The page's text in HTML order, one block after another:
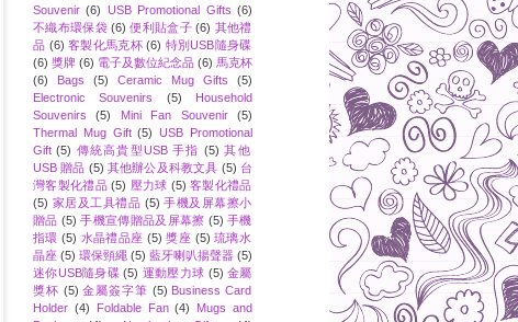
Souvenir (6) USB Promotional Gifts (6)
不織布環保袋 (6) 便利貼盒子 (6) 其他禮
品 (6) 客製化馬克杯 (6) 特別USB隨身碟
(6) 獎牌 (6) 電子及數位紀念品 (6) 馬克杯
(6)
Bags (5) Ceramic Mug Gifts
(5)
Electronic Souvenirs
(5)
Household
Souvenirs
(5) Mini Fan Souvenir
(5)
Thermal Mug Gift (5)
USB Promotional
Gift (5) 傳統高貴型USB 手指 (5) 其他
USB 贈品 (5) 其他辦公及科教文具 (5) 台
灣客製化禮品 (5) 壓力球 (5) 客製化禮品
(5) 家居及工具禮品 (5) 手機及屏幕擦小
贈品 (5) 手機宣傳贈品及屏幕擦 (5) 手機
指環 (5) 水晶禮品座 (5) 獎座 (5) 琉璃水
晶座 (5) 環保頸繩 (5) 藍牙喇叭揚聲器 (5)
迷你USB隨身碟 (5) 運動壓力球 (5) 金屬
獎杯 (5) 金屬簽字筆 (5) Business Card
Holder (4) Foldable Fan (4)
Mugs and